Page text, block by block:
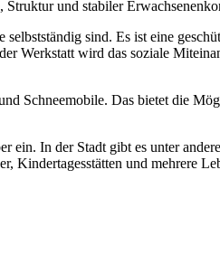
und stabiler
sind. Es ist eine
Werkstatt wird das soziale
Schneemobile. Das bietet die
In der Stadt gibt es unter
Kindertagesstätten und mehrere